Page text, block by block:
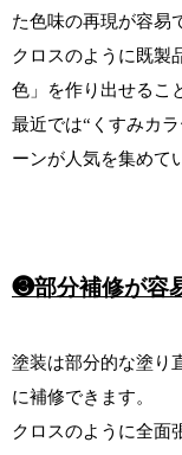
た色味の再現が容易
クロスのように既製
色」を作り出せるこ
最近では“くすみカ
ーンが人気を集めて
❸部分補修が容
塗装は部分的な塗り
に補修できます。
クロスのように全面